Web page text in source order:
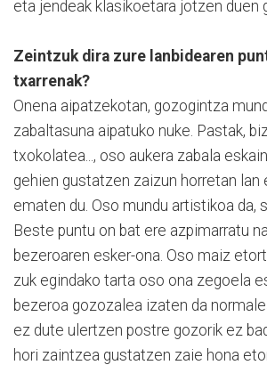
eta jendeak klasikoetara jotzen duen
Zeintzuk dira zure lanbidearen
txarrenak?
Onena aipatzekotan, gozogintza
zabaltasuna aipatuko nuke. Pastak,
txokolatea..., oso aukera zabala
gehien gustatzen zaizun horretan lan
ematen du. Oso mundu artistikoa da,
Beste puntu on bat ere azpimarratu
bezeroaren esker-ona. Oso maiz
zuk egindako tarta oso ona zegoela
bezeroa gozozalea izaten da
ez dute ulertzen postre gozorik ez
hori zaintzea gustatzen zaie hona